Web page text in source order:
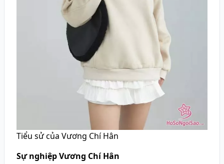
Tiểu sử của Vương Chí Hân
Sự nghiệp Vương Chí Hân